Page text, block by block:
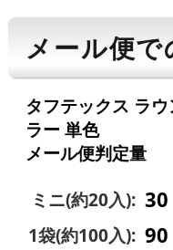
メール便
タフテックス ラ
ラー 単色
メール便判定量
ミニ(約20入): 30
1袋(約100入): 90